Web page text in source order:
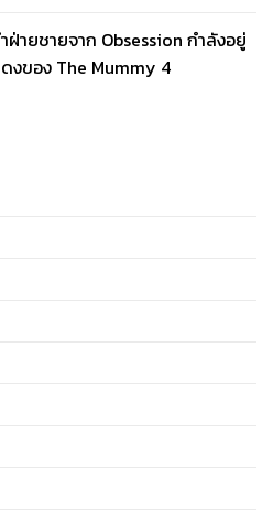
ายชายจาก Obsession กำลังอยู่
งของ The Mummy 4